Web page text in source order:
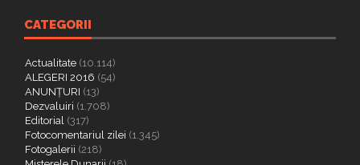
CATEGORII
Actualitate (10.114)
ALEGERI 2016 (54)
ANUNȚURI (13)
Dezvaluiri (1.708)
Editorial (317)
Fotocomentariul zilei (1.345)
Fotogalerii (218)